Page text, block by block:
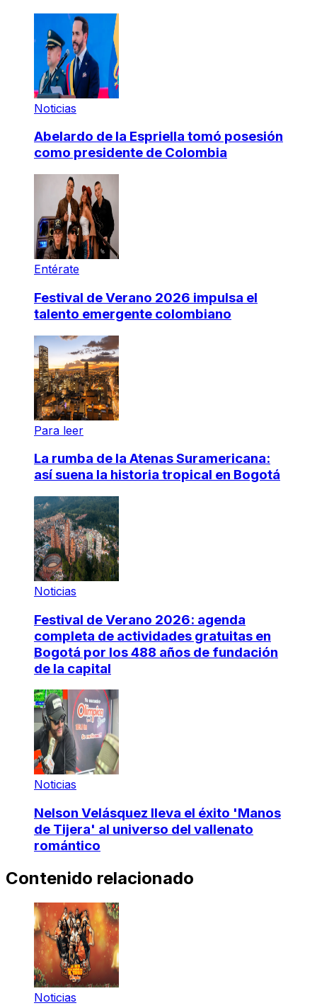
Noticias
Abelardo de la Espriella tomó posesión
como presidente de Colombia
Entérate
Festival de Verano 2026 impulsa el
talento emergente colombiano
Para leer
La rumba de la Atenas Suramericana:
así suena la historia tropical en Bogotá
Noticias
Festival de Verano 2026: agenda
completa de actividades gratuitas en
Bogotá por los 488 años de fundación
de la capital
Noticias
Nelson Velásquez lleva el éxito 'Manos
de Tijera' al universo del vallenato
romántico
Contenido relacionado
Noticias